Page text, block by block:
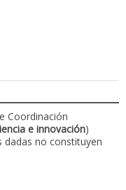
Coordinación
e innovación)
no constituyen